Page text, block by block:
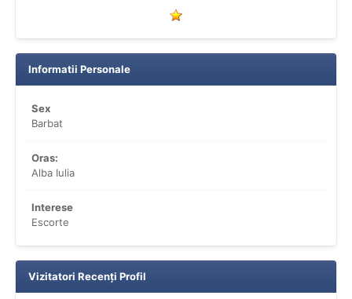
Informatii Personale
Sex
Barbat
Oras:
Alba Iulia
Interese
Escorte
Vizitatori Recenți Profil